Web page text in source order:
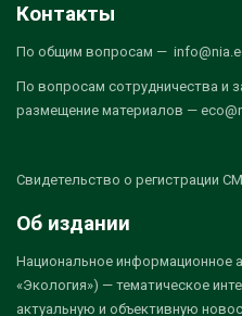
Контакты
По общим вопросам —
По вопросам сотрудничества и
размещение материалов —
Свидетельство о регистрации
Об издании
Национальное информационное
«Экология») — тематическое
актуальную и объективную